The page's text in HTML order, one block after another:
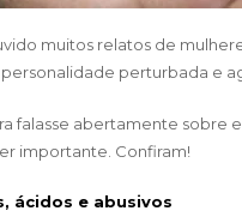
muitos relatos de
perturbada e
falasse abertamente sobre
importante. Confiram!
ácidos e abusivos